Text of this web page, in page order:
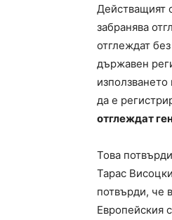
Действащият
забранява
отглеждат
държавен
да е
отглеждат
Това
Тарас
потвърди, че
Европейския